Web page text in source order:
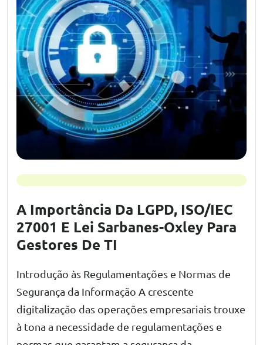
A Importância Da LGPD, ISO/IEC
27001 E Lei Sarbanes-Oxley Para
Gestores De TI
Introdução às Regulamentações e Normas de
Segurança da Informação A crescente
digitalização das operações empresariais trouxe
à tona a necessidade de regulamentações e